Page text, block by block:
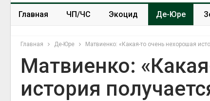
Главная ЧП/ЧС Экоцид Де-Юре
Главная Де-Юре Матвиенко: «Какая-то очень нехорошая
Матвиенко:
история